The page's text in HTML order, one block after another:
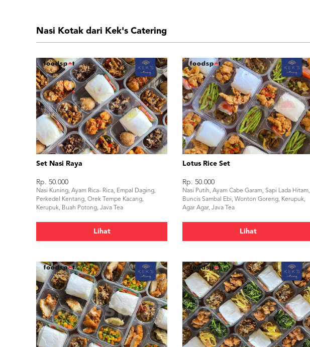
Nasi Kotak dari Kek's Catering
Set Nasi Raya
Rp. 50.000
Nasi Kuning, Ayam Rica- Rica, Empal Daging,
Perkedel Kentang, Orek Tempe Kacang,
Kerupuk, Buah Potong, Java Tea
Lihat
Lotus Rice Set
Rp. 50.000
Nasi Putih, Ayam Cabe Garam, Sapi Lada Hitam,
Buncis Sambal Ebi, Wonton Goreng, Kerupuk,
Agar Agar, Java Tea
Lihat